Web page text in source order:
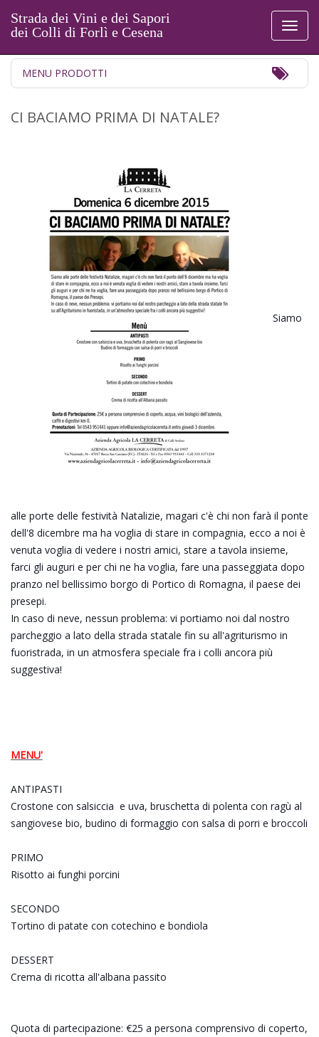
Strada dei Vini e dei Sapori
dei Colli di Forlì e Cesena
MENU PRODOTTI
CI BACIAMO PRIMA DI NATALE?
Siamo
alle porte delle festività Natalizie, magari c'è chi non farà il ponte
dell'8 dicembre ma ha voglia di stare in compagnia, ecco a noi è
venuta voglia di vedere i nostri amici, stare a tavola insieme,
farci gli auguri e per chi ne ha voglia, fare una passeggiata dopo
pranzo nel bellissimo borgo di Portico di Romagna, il paese dei
presepi.
In caso di neve, nessun problema: vi portiamo noi dal nostro
parcheggio a lato della strada statale fin su all'agriturismo in
fuoristrada, in un atmosfera speciale fra i colli ancora più
suggestiva!
MENU'
ANTIPASTI
Crostone con salsiccia e uva, bruschetta di polenta con ragù al
sangiovese bio, budino di formaggio con salsa di porri e broccoli
PRIMO
Risotto ai funghi porcini
SECONDO
Tortino di patate con cotechino e bondiola
DESSERT
Crema di ricotta all'albana passito
Quota di partecipazione: €25 a persona comprensivo di coperto,